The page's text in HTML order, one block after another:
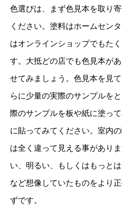
色選びは、まず色見本を取り
ください。塗料はホームセン
はオンラインショップでもた
す。大抵どの店でも色見本が
せてみましょう。色見本を見
らに少量の実際のサンプルを
際のサンプルを板や紙に塗っ
に貼ってみてください。室内
は全く違って見える事があり
い、明るい、もしくはもっと
など想像していたものをより
ずです。